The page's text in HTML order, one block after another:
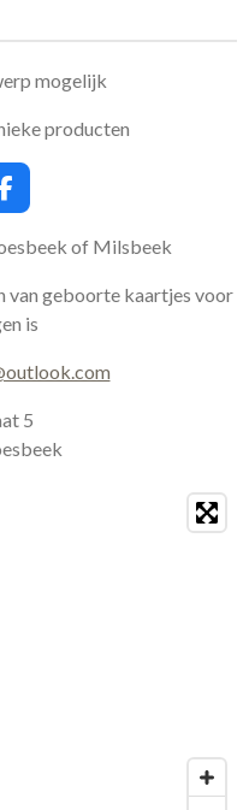
mogelijk
producten
F
a
c
b
o
of Milsbeek
van geboorte kaartjes voor
is
5